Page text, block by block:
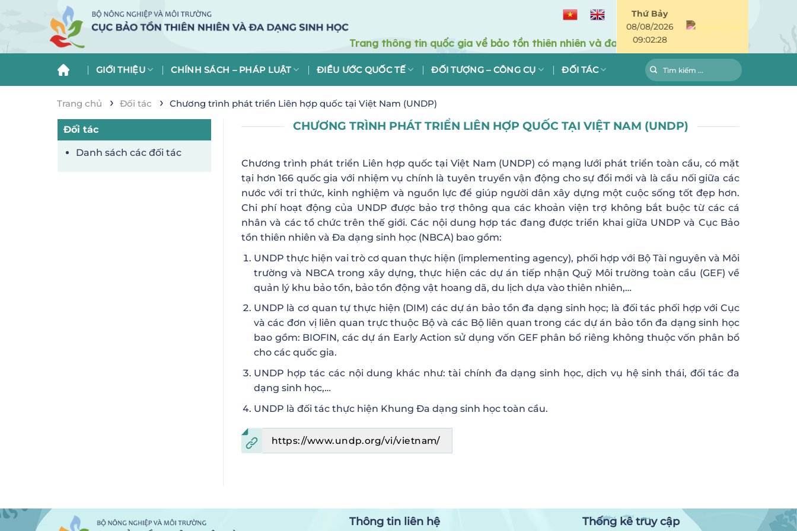
Thứ Bảy
08/08/2026
09:02:28
GIỚI THIỆU CHÍNH SÁCH – PHÁP LUẬT ĐIỀU ƯỚC QUỐC TẾ ĐỐI TƯỢNG – CÔNG CỤ ĐỐI TÁC
Trang chủ › Đối tác › Chương trình phát triển Liên hợp quốc tại Việt Nam (UNDP)
Đối tác
Danh sách các đối tác
CHƯƠNG TRÌNH PHÁT TRIỂN LIÊN HỢP QUỐC TẠI VIỆT NAM (UNDP)
Chương trình phát triển Liên hợp quốc tại Việt Nam (UNDP) có mạng lưới phát triển toàn cầu, có mặt
tại hơn 166 quốc gia với nhiệm vụ chính là tuyên truyền vận động cho sự đổi mới và là cầu nối giữa các
nước với tri thức, kinh nghiệm và nguồn lực để giúp người dân xây dựng một cuộc sống tốt đẹp hơn.
Chi phí hoạt động của UNDP được bảo trợ thông qua các khoản viện trợ không bắt buộc từ các cá
nhân và các tổ chức trên thế giới. Các nội dung hợp tác đang được triển khai giữa UNDP và Cục Bảo
tồn thiên nhiên và Đa dạng sinh học (NBCA) bao gồm:
UNDP thực hiện vai trò cơ quan thực hiện (implementing agency), phối hợp với Bộ Tài nguyên và Môi
trường và NBCA trong xây dựng, thực hiện các dự án tiếp nhận Quỹ Môi trường toàn cầu (GEF) về
quản lý khu bảo tồn, bảo tồn động vật hoang dã, du lịch dựa vào thiên nhiên,…
UNDP là cơ quan tự thực hiện (DIM) các dự án bảo tồn đa dạng sinh học; là đối tác phối hợp với Cục
và các đơn vị liên quan trực thuộc Bộ và các Bộ liên quan trong các dự án bảo tồn đa dạng sinh học
bao gồm: BIOFIN, các dự án Early Action sử dụng vốn GEF phân bổ riêng không thuộc vốn phân bổ
cho các quốc gia.
UNDP hợp tác các nội dung khác như: tài chính đa dạng sinh học, dịch vụ hệ sinh thái, đối tác đa
dạng sinh học,…
UNDP là đối tác thực hiện Khung Đa dạng sinh học toàn cầu.
https://www.undp.org/vi/vietnam/
Thông tin liên hệ Thống kê truy cập